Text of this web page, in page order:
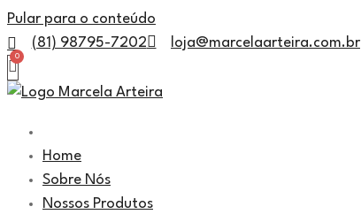
Pular para o conteúdo
(81) 98795-7202
loja@marcelaarteira.com.br
Home
Sobre Nós
Nossos Produtos